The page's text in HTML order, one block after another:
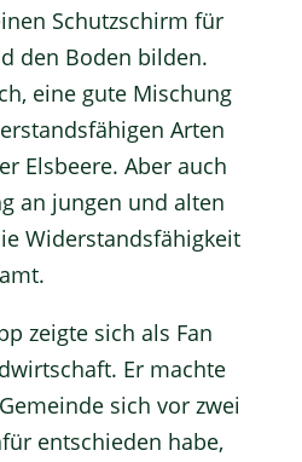
Schutzschirm für
den Boden bilden.
eine gute Mischung
Arten
Elsbeere. Aber auch
an jungen und alten
Widerstandsfähigkeit
zeigte sich als Fan
Er machte
sich vor zwei
entschieden habe,